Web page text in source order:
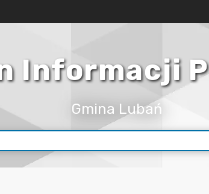
Informacji
Gmina Lubań